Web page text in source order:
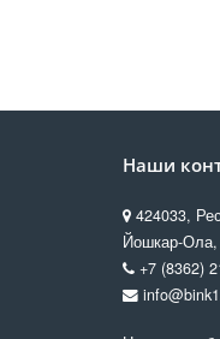
Наши
424033,
Йошкар-
+7 (8362)